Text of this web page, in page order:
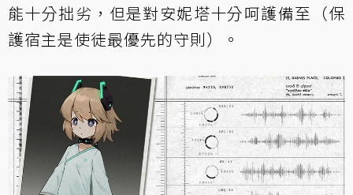
能十分拙劣，但是對安妮塔十分呵護備至（保
護宿主是使徒最優先的守則）。